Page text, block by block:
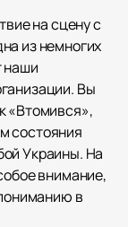
на сцену с
из немногих
наши
Вы
«Втомився»,
состояния
Украины. На
внимание,
в